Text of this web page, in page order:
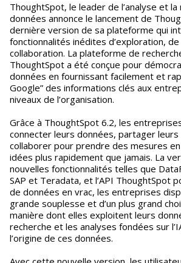
ThoughtSpot, le leader de l’analyse et la recherche de
données annonce le lancement de
dernière version de sa plateforme qui
fonctionnalités inédites d’exploration,
collaboration. La plateforme de
ThoughtSpot a été conçue pour
données en fournissant facilement et
Google” des informations clés aux
niveaux de l’organisation.
Grâce à ThoughtSpot 6.2, les
connecter leurs données, partager
collaborer pour prendre des mesures
idées plus rapidement que jamais. La
nouvelles fonctionnalités telles que
SAP et Teradata, et l’API ThoughtSpot
de données en vrac, les entreprises
grande souplesse et d’un plus grand
manière dont elles exploitent leurs
recherche et les analyses fondées sur
l’origine de ces données.